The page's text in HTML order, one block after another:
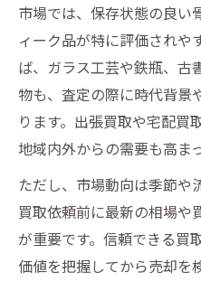
骨董品買取で重
雑貨買取で評価
保存状態別のレ
市場では、保存状態の良い
ィーク品が特に評価されや
ば、ガラス工芸や鉄瓶、古
物も、査定の際に時代背景
ります。出張買取や宅配買
地域内外からの需要も高ま
ただし、市場動向は季節や
買取依頼前に最新の相場や
が重要です。信頼できる買
価値を把握してから売却を